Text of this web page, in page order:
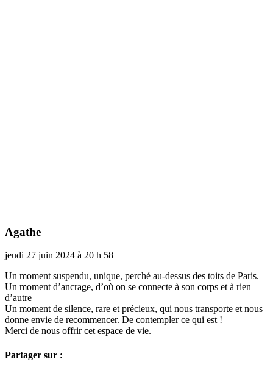
Agathe
jeudi 27 juin 2024 à 20 h 58
Un moment sus­pendu, unique, perché au-dessus des toits de Paris.
Un moment d’ancrage, d’où on se connecte à son corps et à rien
d’autre
Un moment de silence, rare et pré­cieux, qui nous trans­porte et nous
donne envie de recom­men­cer. De contem­pler ce qui est !
Merci de nous offrir cet espace de vie.
Partager sur :